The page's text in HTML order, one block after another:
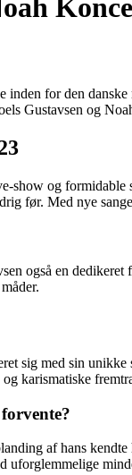
inden for den
Gustavsen og
show og
før. Med nye
også en
sig med sin
karismatiske
af hans
uforglemmelige